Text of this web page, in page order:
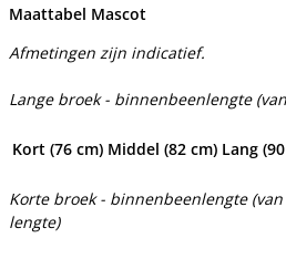
Maattabel Mascot
Afmetingen zijn indicatief.
Lange broek - binnenbeenlengte
Kort (76 cm) Middel (82 cm) Lang
Korte broek - binnenbeenlengte
lengte)